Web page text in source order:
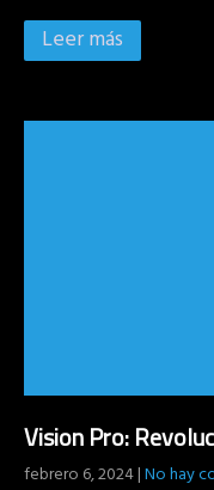
Leer más
Vision Pro:
febrero 6, 2024|No hay